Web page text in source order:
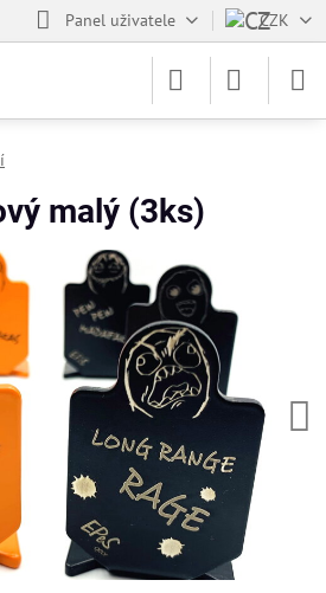
Panel uživatele CZK
malý (3ks)